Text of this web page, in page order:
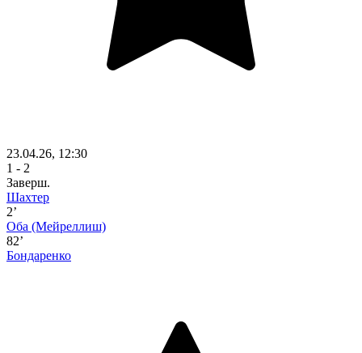
23.04.26, 12:30
1 - 2
Заверш.
Шахтер
2’
Оба (Мейреллиш)
82’
Бондаренко